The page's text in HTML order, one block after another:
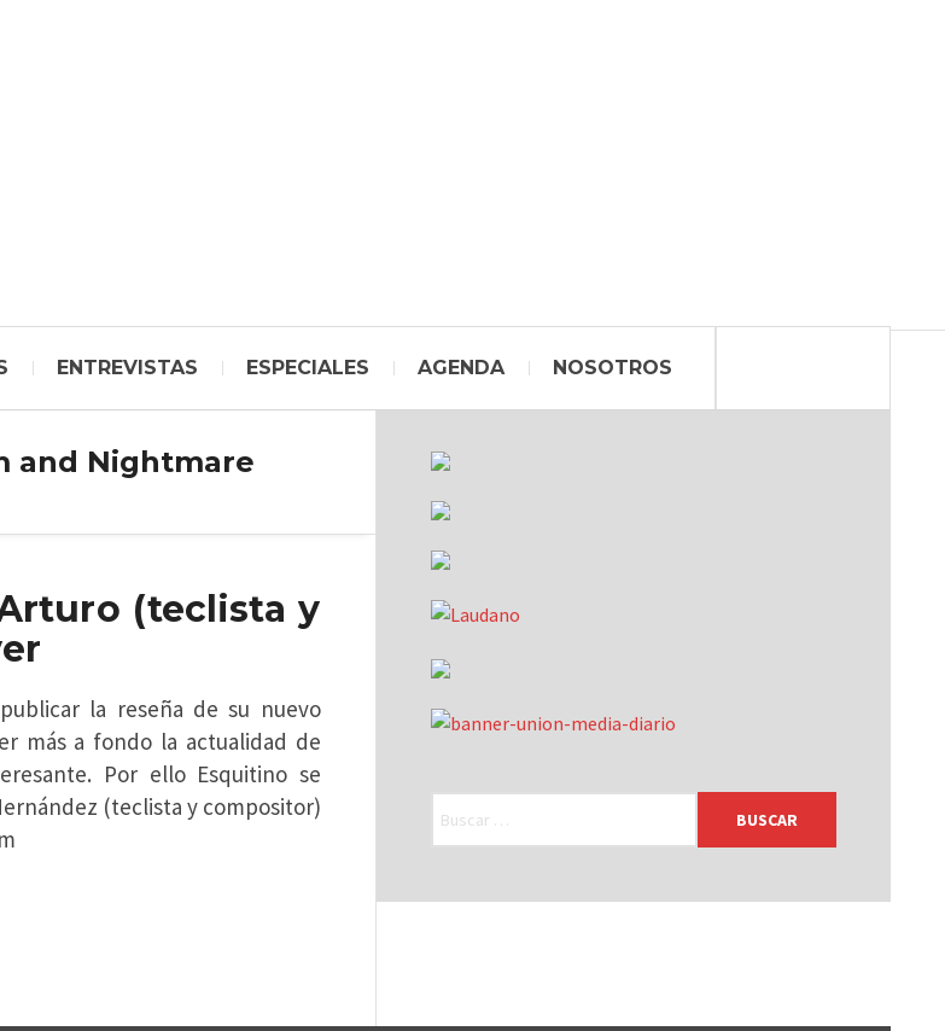
ENTREVISTAS ESPECIALES AGENDA NOSOTROS
and Nightmare
(teclista y
la reseña de su nuevo
más a fondo la actualidad de
Por ello Esquitino se
(teclista y compositor)